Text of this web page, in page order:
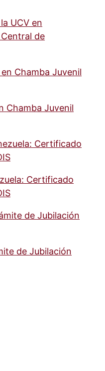
UCV en
de
Chamba Juvenil
Certificado
de Jubilación